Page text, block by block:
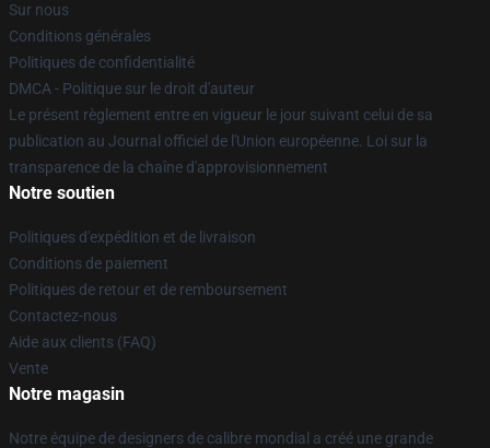
Sur nous
Conditions générales
Politiques de confidentialité
DMCA - Politique sur le droit d'auteur
Le présent règlement entre en vigueur le jour suivant celui de sa
publication au Journal officiel de l'Union européenne. Loi sur la
transparence de la chaîne d'approvisionnement
Notre soutien
Politiques d'expédition et de livraison
Conditions de paiement
Politiques de retour et de remboursement
Contactez-nous
Aide aux clients (FAQ)
Vente
Notre magasin
Notre équipe de designers de calibre mondial a créé une grande